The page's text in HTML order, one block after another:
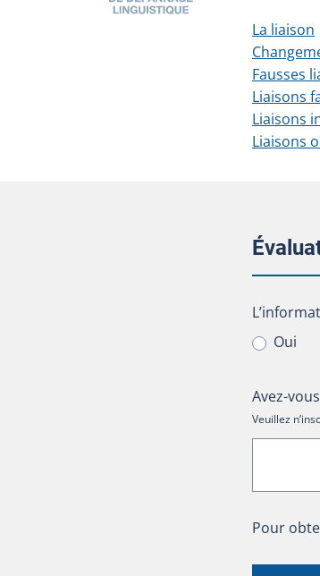
La liaison
Fausses
Liaisons
Liaisons
Liaisons
Oui
Avez-
Veuillez
Pour